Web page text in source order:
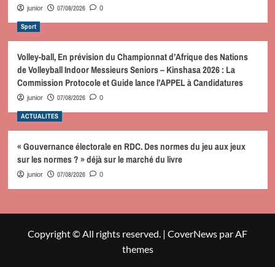
junior 07/08/2026 0
Sport
Volley-ball, En prévision du Championnat d’Afrique des Nations
de Volleyball Indoor Messieurs Seniors – Kinshasa 2026 : La
Commission Protocole et Guide lance l’APPEL à Candidatures
junior 07/08/2026 0
ACTUALITES
« Gouvernance électorale en RDC. Des normes du jeu aux jeux
sur les normes ? » déjà sur le marché du livre
junior 07/08/2026 0
Copyright © All rights reserved. | CoverNews par AF
themes